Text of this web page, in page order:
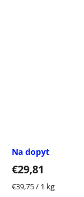
Na dopyt
€29,81
Jednotková
€39,75 / 1 kg